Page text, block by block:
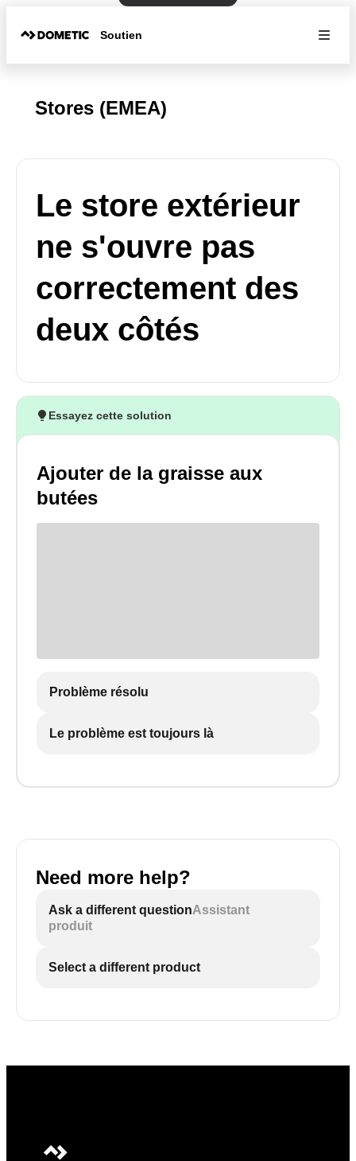
Soutien
Stores (EMEA)
Le store extérieur
ne s'ouvre pas
correctement des
deux côtés
Essayez cette solution
Ajouter de la graisse aux
butées
Problème résolu
Le problème est toujours là
Need more help?
Ask a different questionAssistant
produit
Select a different product